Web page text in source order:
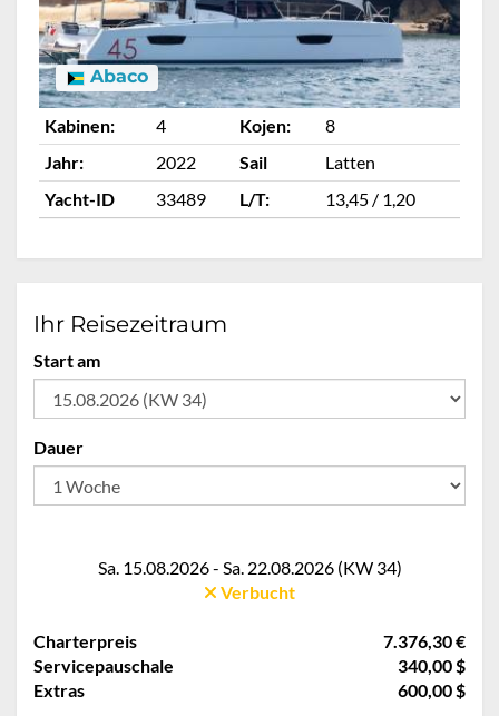
Abaco
Kabinen: 4 Kojen:
8
Jahr:
2022 Sail
Latten
Yacht-ID
33489 L/T: 13,45 / 1,20
Ihr Reisezeitraum
Start am
Dauer
Sa. 15.08.2026 - Sa. 22.08.2026 (KW 34)
Verbucht
Charterpreis
7.376,30 €
Servicepauschale
340,00 $
Extras
600,00 $